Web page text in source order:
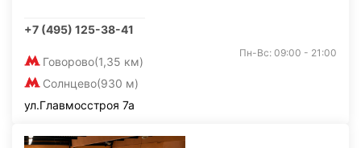
+7 (495) 125-38-41
Говорово(1,35 км)
Солнцево(930 м)
Пн-Вс: 09:00 - 21:00
ул.Главмосстроя 7а